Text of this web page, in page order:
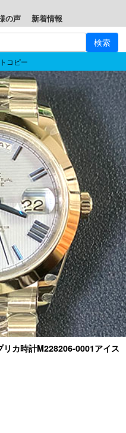
の声 新着情報
コピー
リカ時計M228206-0001アイス